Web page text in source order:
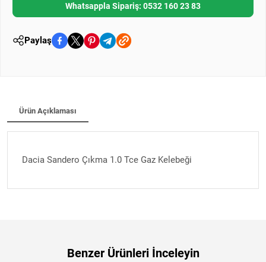
Whatsappla Sipariş: 0532 160 23 83
Paylaş
Ürün Açıklaması
Dacia Sandero Çıkma 1.0 Tce Gaz Kelebeği
Benzer Ürünleri İnceleyin